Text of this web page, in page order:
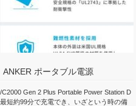
ANKER ポータブル電源
/C2000 Gen 2 Plus Portable Power Station D
最短約99分で充電でき、いざという時の備